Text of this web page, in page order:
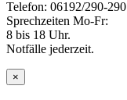
Telefon: 06192/290-290
Sprechzeiten Mo-Fr:
8 bis 18 Uhr.
Notfälle jederzeit.
×